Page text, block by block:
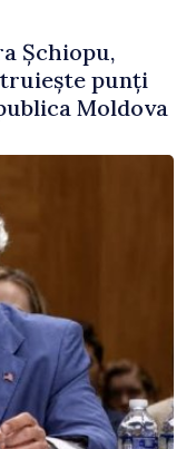
Șchiopu,
punți
Moldova